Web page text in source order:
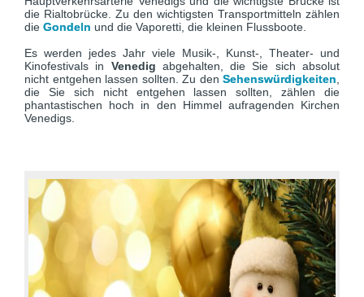
die Rialtobrücke. Zu den wichtigsten Transportmitteln zählen
die Gondeln und die Vaporetti, die kleinen Flussboote.
Es werden jedes Jahr viele Musik-, Kunst-, Theater- und
Kinofestivals in Venedig abgehalten, die Sie sich absolut
nicht entgehen lassen sollten. Zu den Sehenswürdigkeiten
die Sie sich nicht entgehen lassen sollten, zählen die
phantastischen hoch in den Himmel aufragenden Kirchen
Venedigs.